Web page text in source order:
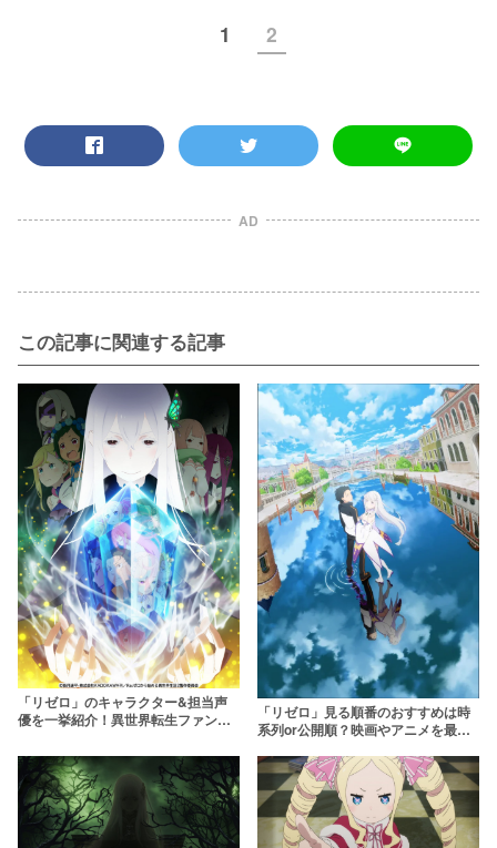
1 2
AD
この記事に関連する記事
「リゼロ」のキャラクター&担当声
優を一挙紹介！異世界転生ファンタ
「リゼロ」見る順番のおすすめは時
系列or公開順？映画やアニメを最大